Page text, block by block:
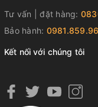
Tư vấn | đặt hàng:
Bảo hành:
Kết nối với chúng tôi